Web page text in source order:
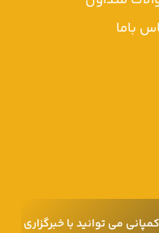
باما
می توانید باخبرگزاری